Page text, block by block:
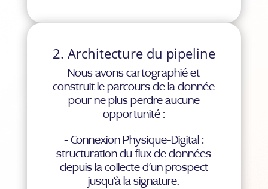
2. Architecture du pipeline
Nous avons cartographié et
construit le parcours de la donnée
pour ne plus perdre aucune
opportunité :
- Connexion Physique-Digital :
structuration du flux de données
depuis la collecte d'un prospect
jusqu'à la signature.